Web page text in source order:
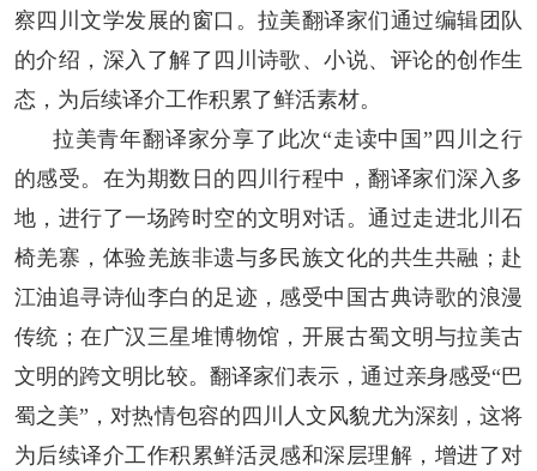
察四川文学发展的窗口。拉美翻译家们通过编辑团队
的介绍，深入了解了四川诗歌、小说、评论的创作生
态，为后续译介工作积累了鲜活素材。
拉美青年翻译家分享了此次“走读中国”四川之行
的感受。在为期数日的四川行程中，翻译家们深入多
地，进行了一场跨时空的文明对话。通过走进北川石
椅羌寨，体验羌族非遗与多民族文化的共生共融；赴
江油追寻诗仙李白的足迹，感受中国古典诗歌的浪漫
传统；在广汉三星堆博物馆，开展古蜀文明与拉美古
文明的跨文明比较。翻译家们表示，通过亲身感受“巴
蜀之美”，对热情包容的四川人文风貌尤为深刻，这将
为后续译介工作积累鲜活灵感和深层理解，增进了对